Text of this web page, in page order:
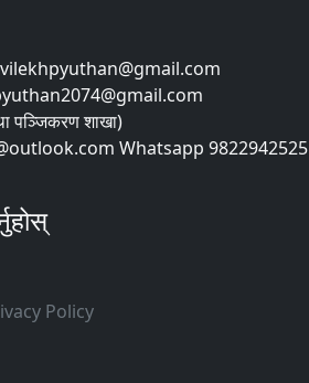
avilekhpyuthan@gmail.com
पञ्‍जिकरण शाखा)
Whatsapp 9822942525
Policy